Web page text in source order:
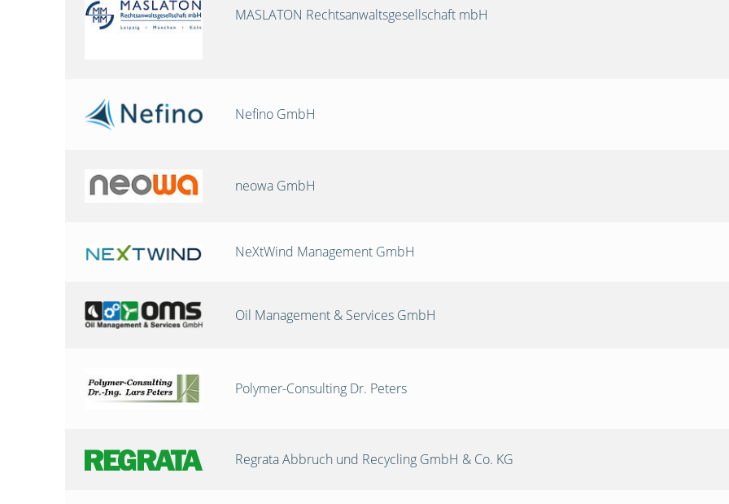
MASLATON Rechtsanwaltsgesellschaft mbH
Nefino GmbH
neowa GmbH
NeXtWind Management GmbH
Oil Management & Services GmbH
Polymer-Consulting Dr. Peters
Regrata Abbruch und Recycling GmbH & Co. KG